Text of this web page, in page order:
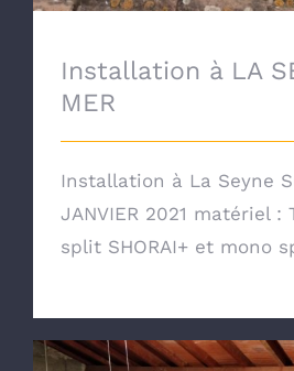
Installation à LA
MER
Installation à La Seyne
JANVIER 2021 matériel :
split SHORAI+ et mono